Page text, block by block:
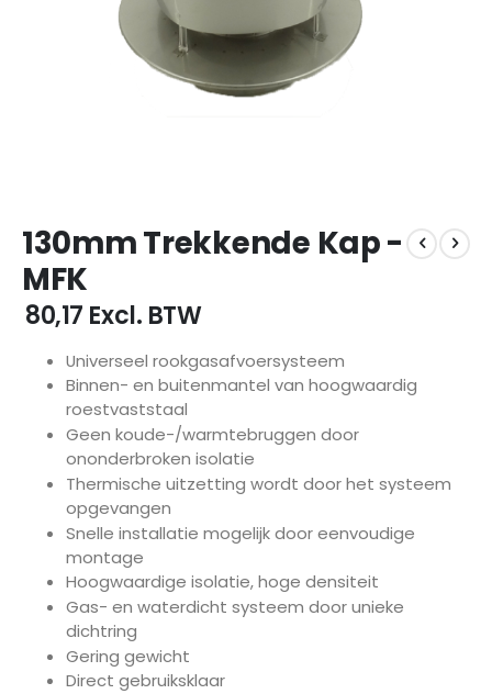
naar
het
begin
van
de
afbeeldingen-
gallerij
130mm Trekkende Kap -
MFK
€ 80,17 Excl. BTW
Universeel rookgasafvoersysteem
Binnen- en buitenmantel van hoogwaardig
roestvaststaal
Geen koude-/warmtebruggen door
ononderbroken isolatie
Thermische uitzetting wordt door het systeem
opgevangen
Snelle installatie mogelijk door eenvoudige
montage
Hoogwaardige isolatie, hoge densiteit
Gas- en waterdicht systeem door unieke
dichtring
Gering gewicht
Direct gebruiksklaar